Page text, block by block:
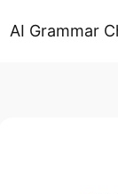
AI Grammar